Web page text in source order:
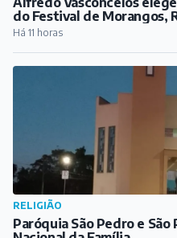
RELIGIÃO
Paróquia São Pedro e São
Nacional da Família
Há 12 horas
COTIDIANO